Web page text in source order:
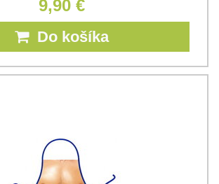
9,90 €
Do košíka